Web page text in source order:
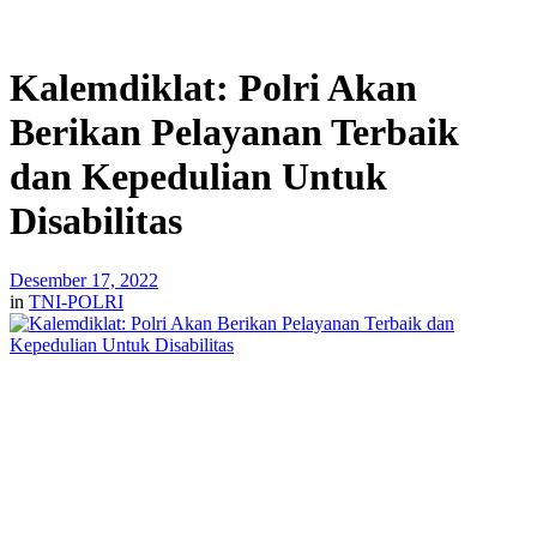
Kalemdiklat: Polri Akan
Berikan Pelayanan Terbaik
dan Kepedulian Untuk
Disabilitas
Desember 17, 2022
in TNI-POLRI